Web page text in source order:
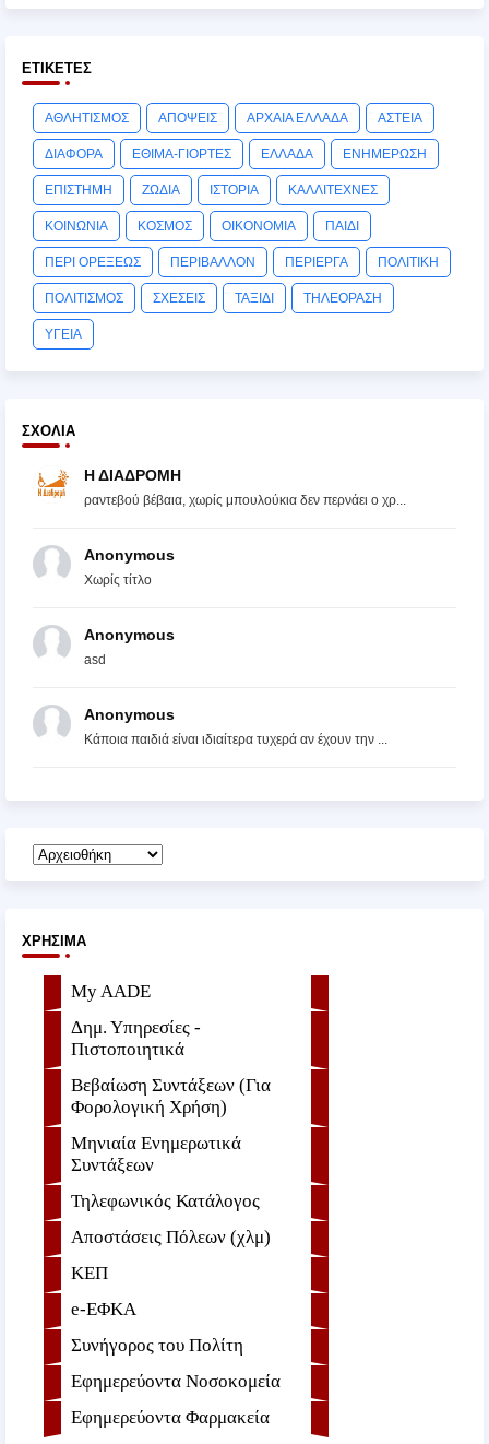
ΕΤΙΚΈΤΕΣ
ΑΘΛΗΤΙΣΜΟΣ ΑΠΟΨΕΙΣ ΑΡΧΑΙΑ ΕΛΛΑΔΑ ΑΣΤΕΙΑ
ΔΙΑΦΟΡΑ ΕΘΙΜΑ-ΓΙΟΡΤΕΣ ΕΛΛΑΔΑ ΕΝΗΜΕΡΩΣΗ
ΕΠΙΣΤΗΜΗ ΖΩΔΙΑ ΙΣΤΟΡΙΑ ΚΑΛΛΙΤΕΧΝΕΣ
ΚΟΙΝΩΝΙΑ ΚΟΣΜΟΣ ΟΙΚΟΝΟΜΙΑ ΠΑΙΔΙ
ΠΕΡΙ ΟΡΕΞΕΩΣ ΠΕΡΙΒΑΛΛΟΝ ΠΕΡΙΕΡΓΑ ΠΟΛΙΤΙΚΗ
ΠΟΛΙΤΙΣΜΟΣ ΣΧΕΣΕΙΣ ΤΑΞΙΔΙ ΤΗΛΕΟΡΑΣΗ
ΥΓΕΙΑ
ΣΧΌΛΙΑ
Η ΔΙΑΔΡΟΜΗ
ραντεβού βέβαια, χωρίς μπουλούκια δεν περνάει ο χρ...
Anonymous
Χωρίς τίτλο
Anonymous
asd
Anonymous
Κάποια παιδιά είναι ιδιαίτερα τυχερά αν έχουν την ...
ΧΡΉΣΙΜΑ
My AADE
Δημ. Υπηρεσίες -
Πιστοποιητικά
Βεβαίωση Συντάξεων (Για
Φορολογική Χρήση)
Μηνιαία Ενημερωτικά
Συντάξεων
Τηλεφωνικός Κατάλογος
Αποστάσεις Πόλεων (χλμ)
ΚΕΠ
e-ΕΦKA
Συνήγορος του Πολίτη
Εφημερεύοντα Νοσοκομεία
Εφημερεύοντα Φαρμακεία